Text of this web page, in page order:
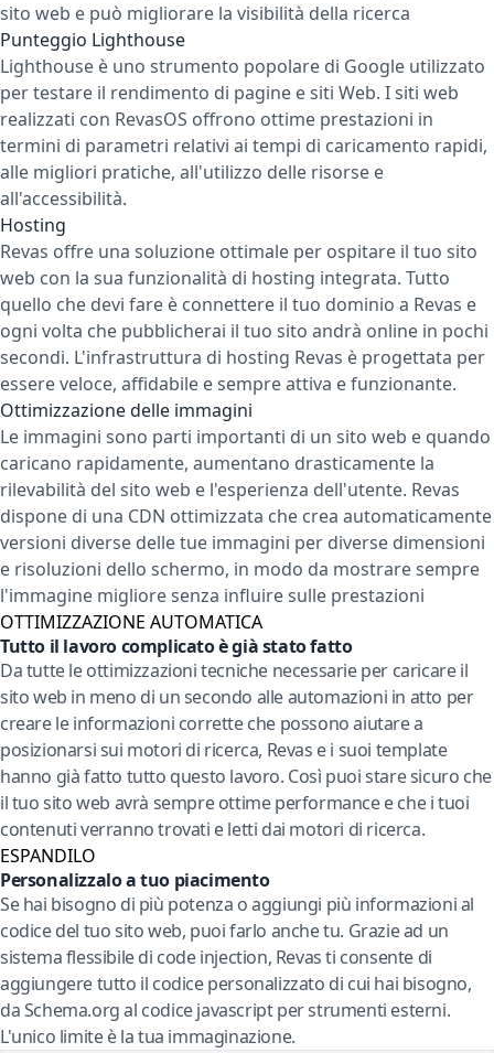
sito web e può migliorare la visibilità della ricerca
Punteggio Lighthouse
Lighthouse è uno strumento popolare di Google utilizzato
per testare il rendimento di pagine e siti Web. I siti web
realizzati con RevasOS offrono ottime prestazioni in
termini di parametri relativi ai tempi di caricamento rapidi,
alle migliori pratiche, all'utilizzo delle risorse e
all'accessibilità.
Hosting
Revas offre una soluzione ottimale per ospitare il tuo sito
web con la sua funzionalità di hosting integrata. Tutto
quello che devi fare è connettere il tuo dominio a Revas e
ogni volta che pubblicherai il tuo sito andrà online in pochi
secondi. L'infrastruttura di hosting Revas è progettata per
essere veloce, affidabile e sempre attiva e funzionante.
Ottimizzazione delle immagini
Le immagini sono parti importanti di un sito web e quando
caricano rapidamente, aumentano drasticamente la
rilevabilità del sito web e l'esperienza dell'utente. Revas
dispone di una CDN ottimizzata che crea automaticamente
versioni diverse delle tue immagini per diverse dimensioni
e risoluzioni dello schermo, in modo da mostrare sempre
l'immagine migliore senza influire sulle prestazioni
OTTIMIZZAZIONE AUTOMATICA
Tutto il lavoro complicato è già stato fatto
Da tutte le ottimizzazioni tecniche necessarie per caricare il
sito web in meno di un secondo alle automazioni in atto per
creare le informazioni corrette che possono aiutare a
posizionarsi sui motori di ricerca, Revas e i suoi template
hanno già fatto tutto questo lavoro. Così puoi stare sicuro che
il tuo sito web avrà sempre ottime performance e che i tuoi
contenuti verranno trovati e letti dai motori di ricerca.
ESPANDILO
Personalizzalo a tuo piacimento
Se hai bisogno di più potenza o aggiungi più informazioni al
codice del tuo sito web, puoi farlo anche tu. Grazie ad un
sistema flessibile di code injection, Revas ti consente di
aggiungere tutto il codice personalizzato di cui hai bisogno,
da Schema.org al codice javascript per strumenti esterni.
L'unico limite è la tua immaginazione.